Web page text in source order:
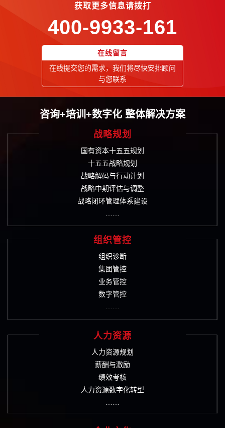
获取更多信息请拨打
400-9933-161
在线留言
在线提交您的需求，我们将尽快安排顾问
与您联系
咨询+培训+数字化 整体解决方案
战略规划
国有资本十五五规划
十五五战略规划
战略解码与行动计划
战略中期评估与调整
战略闭环管理体系建设
组织管控
组织诊断
集团管控
业务管控
数字管控
人力资源
人力资源规划
薪酬与激励
绩效考核
人力资源数字化转型